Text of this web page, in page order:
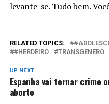
levante-se. Tudo bem.
RELATED TOPICS:
#HERDEIRO
TRANSGENERO
UP NEXT
Espanha vai tornar crime
aborto